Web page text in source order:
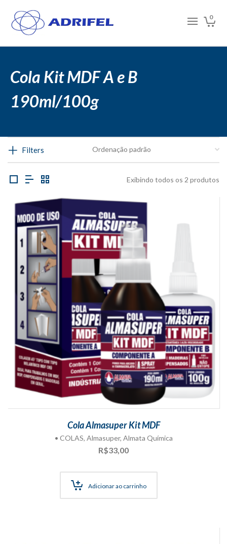
0
Cola Kit MDF A e B
190ml/100g
Filters
Exibindo todos os 2 produtos
Cola Almasuper Kit MDF
• COLAS, Almasuper, Almata Química
R$33,00
Adicionar ao carrinho